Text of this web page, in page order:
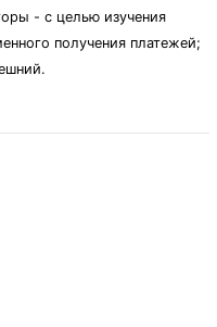
- с целью изучения
получения платежей;